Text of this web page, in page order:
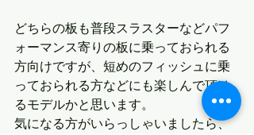
どちらの板も普段スラスターなどパフ
ォーマンス寄りの板に乗っておられる
方向けですが、短めのフィッシュに乗
っておられる方などにも楽しんで頂け
るモデルかと思います。
気になる方がいらっしゃいましたら、